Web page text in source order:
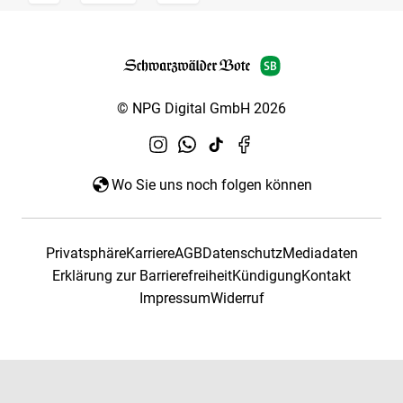
© NPG Digital GmbH 2026
Wo Sie uns noch folgen können
PrivatsphäreKarriereAGBDatenschutzMediadaten
Erklärung zur BarrierefreiheitKündigungKontakt
ImpressumWiderruf